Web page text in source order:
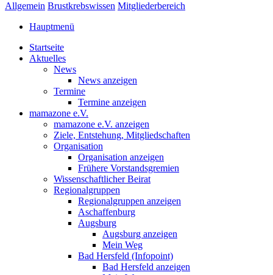
Allgemein Brustkrebswissen Mitgliederbereich
Hauptmenü
Startseite
Aktuelles
News
News anzeigen
Termine
Termine anzeigen
mamazone e.V.
mamazone e.V. anzeigen
Ziele, Entstehung, Mitgliedschaften
Organisation
Organisation anzeigen
Frühere Vorstandsgremien
Wissenschaftlicher Beirat
Regionalgruppen
Regionalgruppen anzeigen
Aschaffenburg
Augsburg
Augsburg anzeigen
Mein Weg
Bad Hersfeld (Infopoint)
Bad Hersfeld anzeigen